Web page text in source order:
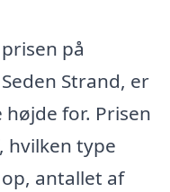
på
Strand, er
for. Prisen
hvilken type
antallet af